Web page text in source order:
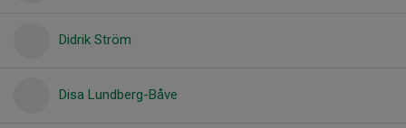
Didrik Ström
Disa Lundberg-Båve